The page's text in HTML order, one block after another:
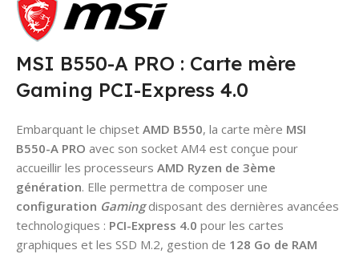
MSI B550-A PRO : Carte mère
Gaming PCI-Express 4.0
Embarquant le chipset AMD B550, la carte mère MSI
B550-A PRO avec son socket AM4 est conçue pour
accueillir les processeurs AMD Ryzen de 3ème
génération. Elle permettra de composer une
configuration Gamingdisposant des dernières avancées
technologiques : PCI-Express 4.0 pour les cartes
graphiques et les SSD M.2, gestion de 128 Go de RAM